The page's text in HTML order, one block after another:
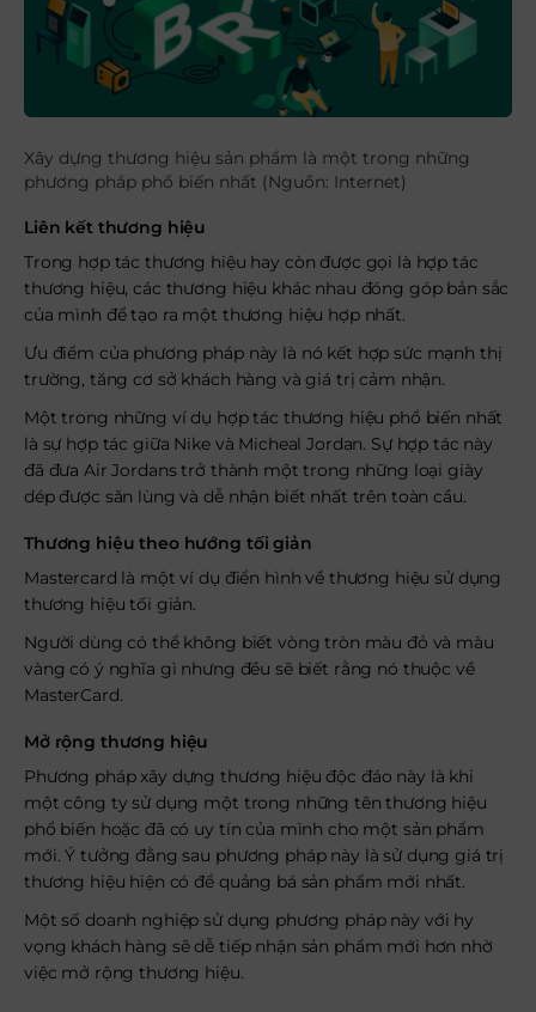
Xây dựng thương hiệu sản phẩm là một trong những
phương pháp phổ biến nhất (Nguồn: Internet)
Liên kết thương hiệu
Trong hợp tác thương hiệu hay còn được gọi là hợp tác
thương hiệu, các thương hiệu khác nhau đóng góp bản sắc
của mình để tạo ra một thương hiệu hợp nhất.
Ưu điểm của phương pháp này là nó kết hợp sức mạnh thị
trường, tăng cơ sở khách hàng và giá trị cảm nhận.
Một trong những ví dụ hợp tác thương hiệu phổ biến nhất
là sự hợp tác giữa Nike và Micheal Jordan. Sự hợp tác này
đã đưa Air Jordans trở thành một trong những loại giày
dép được săn lùng và dễ nhận biết nhất trên toàn cầu.
Thương hiệu theo hướng tối giản
Mastercard là một ví dụ điển hình về thương hiệu sử dụng
thương hiệu tối giản.
Người dùng có thể không biết vòng tròn màu đỏ và màu
vàng có ý nghĩa gì nhưng đều sẽ biết rằng nó thuộc về
MasterCard.
Mở rộng thương hiệu
Phương pháp xây dựng thương hiệu độc đáo này là khi
một công ty sử dụng một trong những tên thương hiệu
phổ biến hoặc đã có uy tín của mình cho một sản phẩm
mới. Ý tưởng đằng sau phương pháp này là sử dụng giá trị
thương hiệu hiện có để quảng bá sản phẩm mới nhất.
Một số doanh nghiệp sử dụng phương pháp này với hy
vọng khách hàng sẽ dễ tiếp nhận sản phẩm mới hơn nhờ
việc mở rộng thương hiệu.